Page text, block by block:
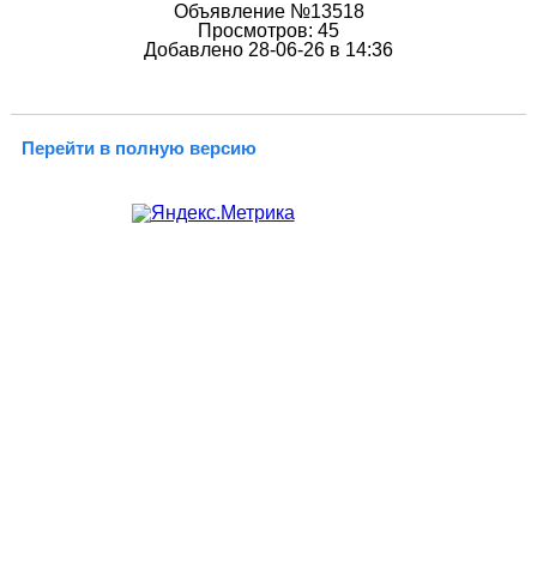
Объявление №13518
Просмотров: 45
Добавлено 28-06-26 в 14:36
Перейти в полную версию